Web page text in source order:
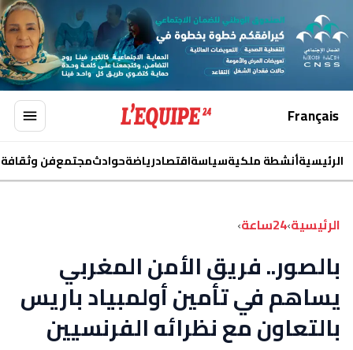
Français
الرئيسيةأنشطة ملكيةسياسةاقتصادرياضةحوادثمجتمعفن وثقافة
الرئيسية›24ساعة ›
بالصور.. فريق الأمن المغربي
يساهم في تأمين أولمبياد باريس
بالتعاون مع نظرائه الفرنسيين